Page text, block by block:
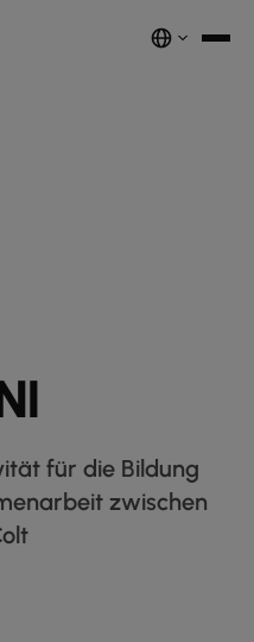
liefern intelligente und
für die Bildung
zwischen